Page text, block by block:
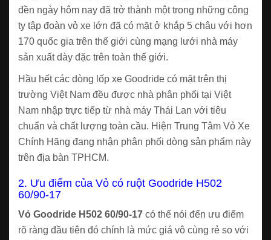
đền ngày hôm nay đã trở thành một trong những công
ty tập đoàn vỏ xe lớn đã có mặt ở khắp 5 châu với hơn
170 quốc gia trên thế giới cùng mạng lưới nhà máy
sản xuất dày đặc trên toàn thế giới.
Hầu hết các dòng lốp xe Goodride có mặt trên thị
trường Việt Nam đều được nhà phân phối tại Việt
Nam nhập trực tiếp từ nhà máy Thái Lan với tiêu
chuẩn và chất lượng toàn cầu. Hiện Trung Tâm Vỏ Xe
Chính Hãng đang nhận phân phối dòng sản phẩm này
trên địa bàn TPHCM.
2. Ưu điểm của Vỏ có ruột Goodride H502
60/90-17
Vỏ Goodride H502 60/90-17 có thể nói đến ưu điểm
rõ ràng đầu tiên đó chính là mức giá vô cùng rẻ so với